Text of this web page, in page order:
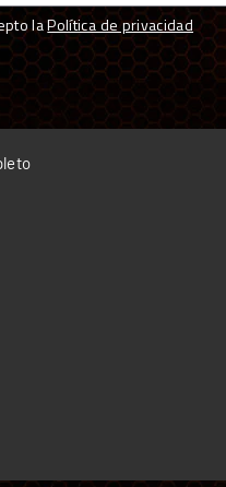
está fabricado?
KIT DE SIM RACING EN
GARANTÍAS
oficial premium de sim racing
Barcelona
laPolítica de privacidad